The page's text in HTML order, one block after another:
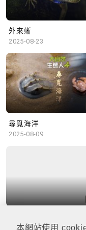
本網站使用
外來蜥
2025-08-23
尋覓海洋
2025-08-09
2025-08-22